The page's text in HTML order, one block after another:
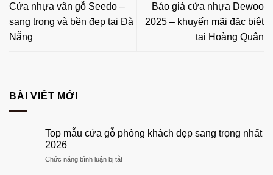
Cửa nhựa vân gỗ Seedo –
sang trọng và bền đẹp tại Đà
Nẵng
Báo giá cửa nhựa Dewoo
2025 – khuyến mãi đặc biệt
tại Hoàng Quân
BÀI VIẾT MỚI
Top mẫu cửa gỗ phòng khách đẹp sang trọng nhất
2026
Chức năng bình luận bị tắtở